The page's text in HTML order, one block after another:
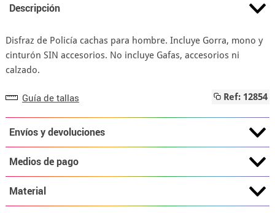
Descripción
Disfraz de Policía cachas para hombre. Incluye Gorra, mono y
cinturón SIN accesorios. No incluye Gafas, accesorios ni
calzado.
Guía de tallas Ref: 12854
Envíos y devoluciones
Medios de pago
Material